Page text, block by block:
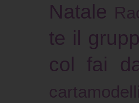
Natale
te il
col fai